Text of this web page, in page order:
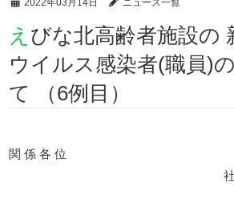
えびな北高齢者施設の 新型コロナ
ウイルス感染者(職員)
て （6例目）
関 係 各 位